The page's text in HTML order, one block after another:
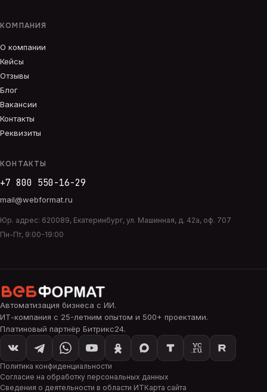
КОМПАНИЯ
О компании
Кейсы
Отзывы
Блог
Вакансии
Контакты
Реквизиты
КОНТАКТЫ
+7 800 550-16-29
mail@webformat.ru
Юр. адрес: 620089, Екатеринбург, ул. Машинная, д. 42а, оф. 707
Пн-Пт, 9:00-19:00
Политика конфиденциальности
Согласие на обработку персональных данных
Сведения о деятельности в области ИТКарта сайта
Автоматизация бизнеса с ИИ.
ИТ-компания с 25-летним опытом и 500+ проектами.
Платиновый партнёр Битрикс24.